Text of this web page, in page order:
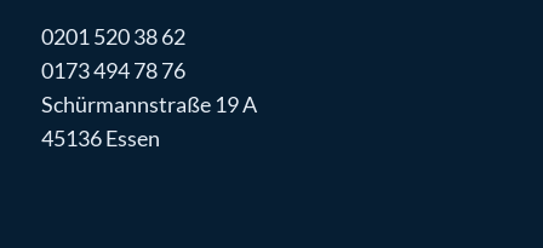
0201 520 38 62
0173 494 78 76
Schürmannstraße 19 A
45136 Essen